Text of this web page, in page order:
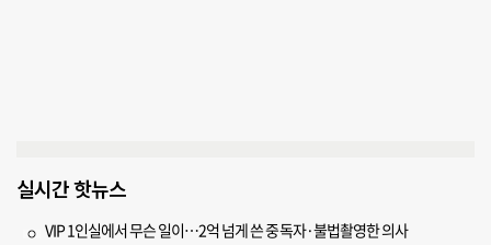
실시간 핫뉴스
VIP 1인실에서 무슨 일이…2억 넘게 쓴 중독자·불법촬영한 의사